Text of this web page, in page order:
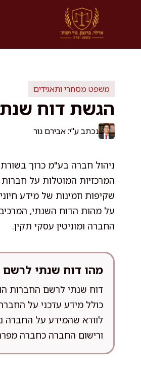
משפט מסחרי ותאגידים
הגשת דוח
נכתב ע"י: אבירם גור
ניהול חברה בע"מ כרוך
המרכזיות המוטלות על
שקיפות וזמינות של מידע
על מהות הדוח השנתי,
החברה ומוניטין עסקי תקין.
מהו דוח שנתי
דוח שנתי לרשם החברות
כולל מידע עדכני על
לוודא שהמידע על החברה
ורישום החברה כחברה